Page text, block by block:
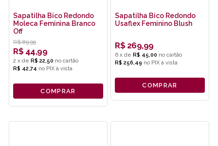
Sapatilha Bico Redondo
Moleca Feminina Branco
Off
R$ 89,99
R$ 44,99
2 x de R$ 22,50
R$ 42,74 no PIX
COMPRAR
Sapatilha Bico Redondo
Usaflex Feminino Blush
R$ 269,99
6 x de R$ 45,00
R$ 256,49 no PIX
COMPRAR